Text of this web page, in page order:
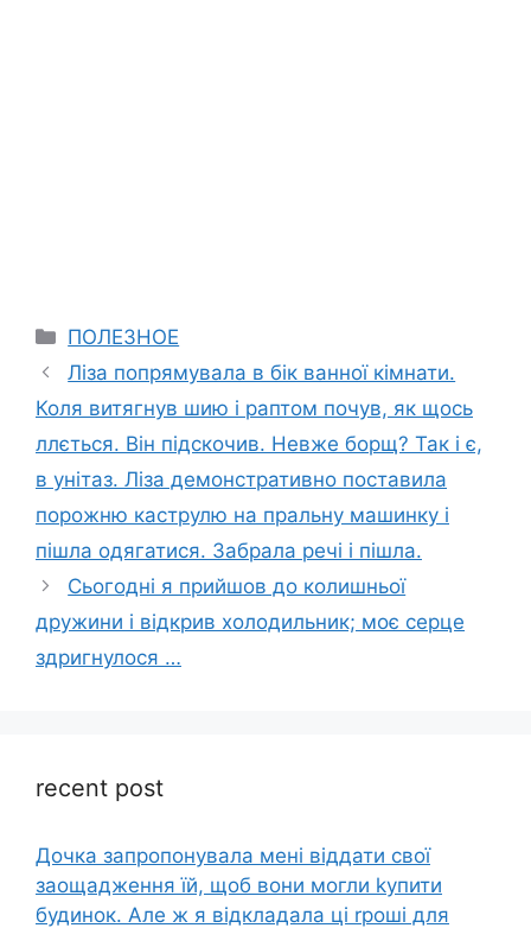
Categories
ПОЛЕЗНОЕ
Ліза попрямувала в бік ванної кімнати.
Коля витягнув шию і раптом почув, як щось
ллється. Він підскочив. Невже борщ? Так і є,
в унітаз. Ліза демонстративно поставила
порожню каструлю на пральну машинку і
пішла одягатися. Забрала речі і пішла.
Сьогодні я прийшов до колишньої
дружини і відкрив холодильник; моє серце
здригнулося …
recent post
Дочка запpопонувала мені віддати свої
заощадження їй, щоб вони могли kупити
будинок. Але ж я відкладала ці rроші для